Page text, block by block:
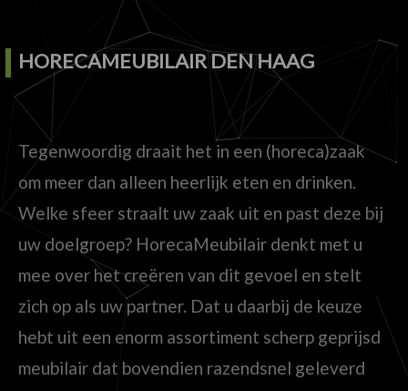
HORECAMEUBILAIR DEN HAAG
Tegenwoordig draait het in een (horeca)zaak
om meer dan alleen heerlijk eten en drinken.
Welke sfeer straalt uw zaak uit en past deze bij
uw doelgroep? HorecaMeubilair denkt met u
mee over het creëren van dit gevoel en stelt
zich op als uw partner. Dat u daarbij de keuze
hebt uit een enorm assortiment scherp geprijsd
meubilair dat bovendien razendsnel geleverd